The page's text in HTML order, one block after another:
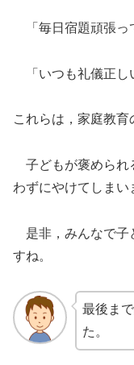
「毎日宿題頑張っ
「いつも礼儀正し
これらは，家庭教育
子どもが褒められ
わずにやけてしまい
是非，みんなで子
すね。
最後ま
た。